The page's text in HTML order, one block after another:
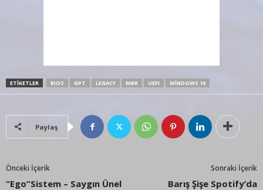
ETIKETLER BIOS GPT LEGACY MBR UEFI WINDOWS 10
Paylaş
Önceki İçerik
“Ego”Sistem – Saygın Ünel
Sonraki İçerik
Barış Şişe Spotify’da